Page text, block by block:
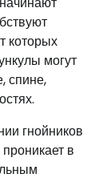
которых
могут
спине,
гнойников
в